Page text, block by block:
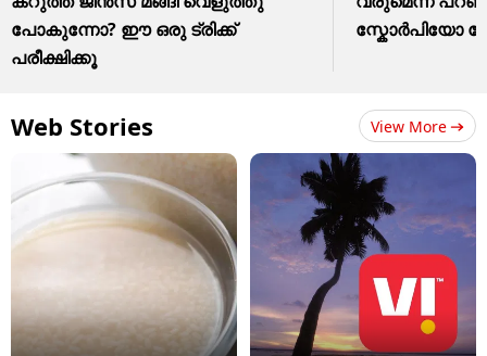
പോകുന്നോ? ഈ ഒരു ട്രിക്ക്
പരീക്ഷിക്കൂ
സ്കോർപിയോ
Web Stories View More